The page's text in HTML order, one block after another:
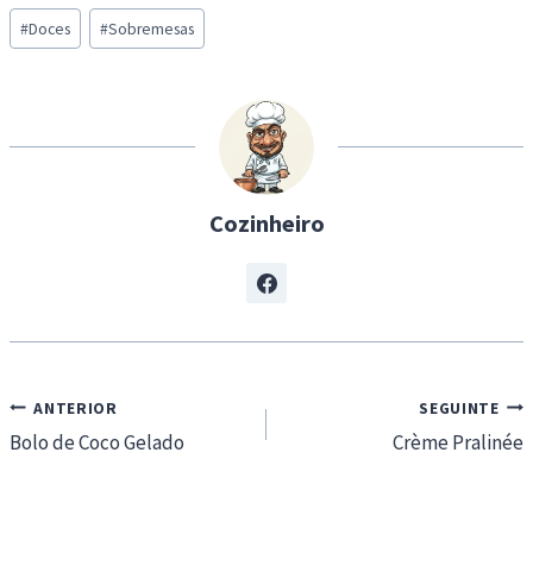
d
i
…
Post
Tags:
#Doces #Sobremesas
Cozinheiro
Navegação
de
ANTERIOR
Bolo de Coco Gelado
SEGUINTE
Crème Pralinée